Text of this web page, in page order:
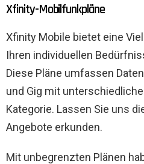
Xfinity-Mobilfunkpläne
Xfinity Mobile bietet eine
Ihren individuellen
Diese Pläne umfassen
und Gig mit
Kategorie. Lassen Sie uns
Angebote erkunden.
Mit unbegrenzten Plänen